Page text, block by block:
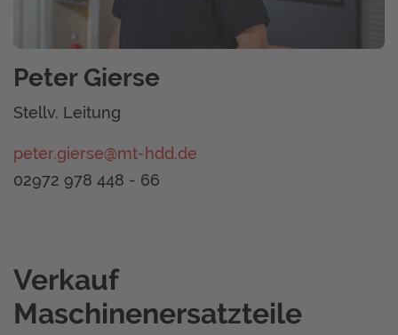
Peter Gierse
Stellv. Leitung
peter.gierse@mt-hdd.de
02972 978 448 - 66
Verkauf
Maschinenersatzteile